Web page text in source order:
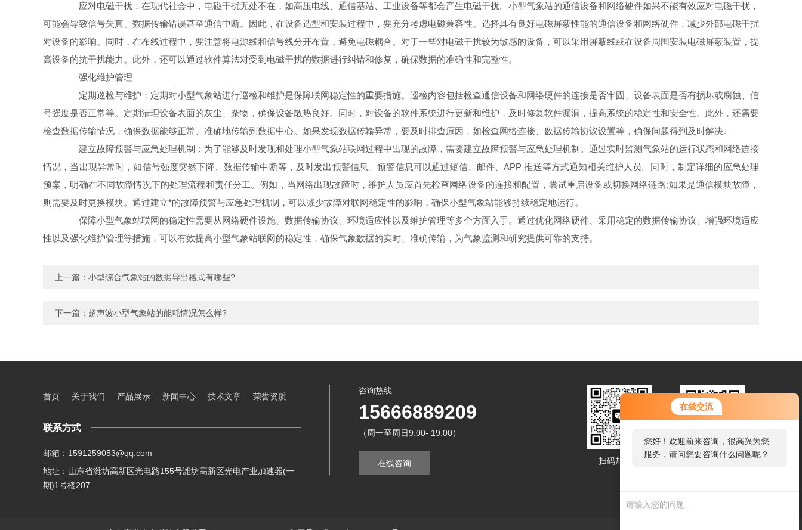
在线交流
您好！欢迎前来咨询，很高兴为您
服务，请问您要咨询什么问题呢？
了需求产品，您可以直接在线与我
联系！
应对电磁干扰：在现代社会中，电磁干扰无处不在，如高压电线、通信基站、工业设备等都会产生电磁干扰。小型气象站的通信设备和网络硬件如果不能有效应对电磁干扰，
可能会导致信号失真、数据传输错误甚至通信中断。因此，在设备选型和安装过程中，要充分考虑电磁兼容性。选择具有良好电磁屏蔽性能的通信设备和网络硬件，减少外部电磁干扰
对设备的影响。同时，在布线过程中，要注意将电源线和信号线分开布置，避免电磁耦合。对于一些对电磁干扰较为敏感的设备，可以采用屏蔽线或在设备周围安装电磁屏蔽装置，提
高设备的抗干扰能力。此外，还可以通过软件算法对受到电磁干扰的数据进行纠错和修复，确保数据的准确性和完整性。
强化维护管理
定期巡检与维护：定期对小型气象站进行巡检和维护是保障联网稳定性的重要措施。巡检内容包括检查通信设备和网络硬件的连接是否牢固、设备表面是否有损坏或腐蚀、信
号强度是否正常等。定期清理设备表面的灰尘、杂物，确保设备散热良好。同时，对设备的软件系统进行更新和维护，及时修复软件漏洞，提高系统的稳定性和安全性。此外，还需要
检查数据传输情况，确保数据能够正常、准确地传输到数据中心。如果发现数据传输异常，要及时排查原因，如检查网络连接、数据传输协议设置等，确保问题得到及时解决。
建立故障预警与应急处理机制：为了能够及时发现和处理小型气象站联网过程中出现的故障，需要建立故障预警与应急处理机制。通过实时监测气象站的运行状态和网络连接
情况，当出现异常时，如信号强度突然下降、数据传输中断等，及时发出预警信息。预警信息可以通过短信、邮件、APP 推送等方式通知相关维护人员。同时，制定详细的应急处理
预案，明确在不同故障情况下的处理流程和责任分工。例如，当网络出现故障时，维护人员应首先检查网络设备的连接和配置，尝试重启设备或切换网络链路;如果是通信模块故障，
则需要及时更换模块。通过建立*的故障预警与应急处理机制，可以减少故障对联网稳定性的影响，确保小型气象站能够持续稳定地运行。
保障小型气象站联网的稳定性需要从网络硬件设施、数据传输协议、环境适应性以及维护管理等多个方面入手。通过优化网络硬件、采用稳定的数据传输协议、增强环境适应
性以及强化维护管理等措施，可以有效提高小型气象站联网的稳定性，确保气象数据的实时、准确传输，为气象监测和研究提供可靠的支持。
上一篇： 小型综合气象站的数据导出格式有哪些?
下一篇： 超声波小型气象站的能耗情况怎么样?
首页 关于我们 产品展示 新闻中心 技术文章 荣誉资质
联系方式
邮箱：1591259053@qq.com
地址：山东省潍坊高新区光电路155号潍坊高新区光电产业加速器(一
期)1号楼207
咨询热线
15666889209
（周一至周日9:00- 19:00）
在线咨询 扫码加微信 移动端浏览